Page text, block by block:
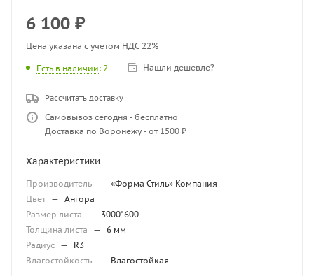
6 100 ₽
Цена указана с учетом НДС 22%
Есть в наличии: 2 Нашли дешевле?
Рассчитать доставку
Самовывоз сегодня - бесплатно
Доставка по Воронежу - от 1500 ₽
Характеристики
Производитель — «Форма Стиль» Компания
Цвет — Ангора
Размер листа
—
3000*600
Толщина листа
— 6 мм
Радиус —
R3
Влагостойкость — Влагостойкая